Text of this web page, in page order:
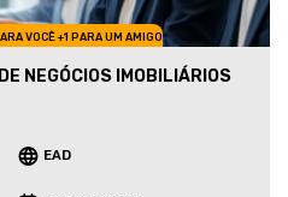
VOCÊ +1 PARA UM AMIGO
NEGÓCIOS IMOBILIÁRIOS
EAD